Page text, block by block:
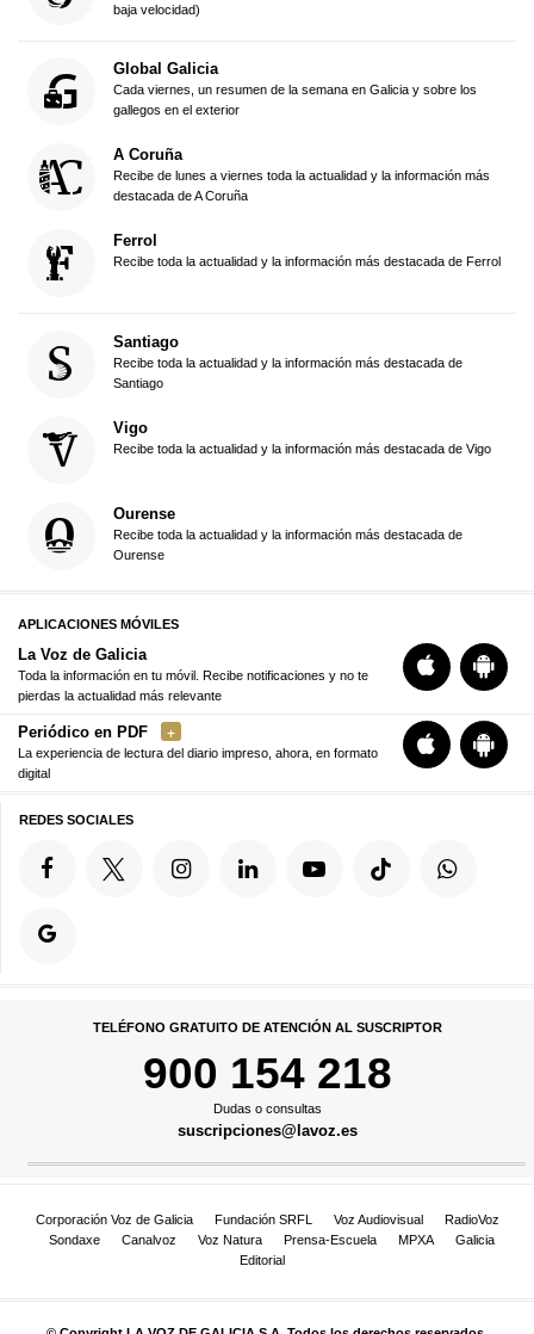
baja velocidad)
Global Galicia
Cada viernes, un resumen de la semana en Galicia y sobre los
gallegos en el exterior
A Coruña
Recibe de lunes a viernes toda la actualidad y la información más
destacada de A Coruña
Ferrol
Recibe toda la actualidad y la información más destacada de Ferrol
Santiago
Recibe toda la actualidad y la información más destacada de
Santiago
Vigo
Recibe toda la actualidad y la información más destacada de Vigo
Ourense
Recibe toda la actualidad y la información más destacada de
Ourense
APLICACIONES MÓVILES
La Voz de Galicia
Toda la información en tu móvil. Recibe notificaciones y no te
pierdas la actualidad más relevante
Periódico en PDF
La experiencia de lectura del diario impreso, ahora, en formato
digital
REDES SOCIALES
TELÉFONO GRATUITO DE ATENCIÓN AL SUSCRIPTOR
900 154 218
Dudas o consultas
suscripciones@lavoz.es
Corporación Voz de Galicia Fundación SRFL Voz Audiovisual
RadioVoz
Sondaxe
Canalvoz Voz Natura Prensa-Escuela MPXA
Galicia
Editorial